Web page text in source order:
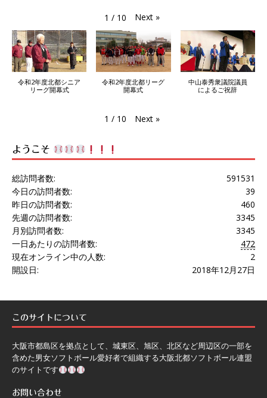
1 / 10 Next »
令和2年度北都シニア
リーグ開幕式
令和2年度北都リーグ
開幕式
中山泰秀衆議院議員
によるご祝辞
1 / 10 Next »
ようこそ
591531
総訪問者数:
39
今日の訪問者数:
460
昨日の訪問者数:
3345
先週の訪問者数:
3345
月別訪問者数:
472
一日あたりの訪問者数:
2
現在オンライン中の人数:
2018年12月27日
開設日:
このサイトについて
大阪市都島区を拠点として、城東区、旭区、北区など周辺区の一部を
含めた男女ソフトボール愛好者で組織する大阪北都ソフトボール連盟
のサイトです
お問い合わせ